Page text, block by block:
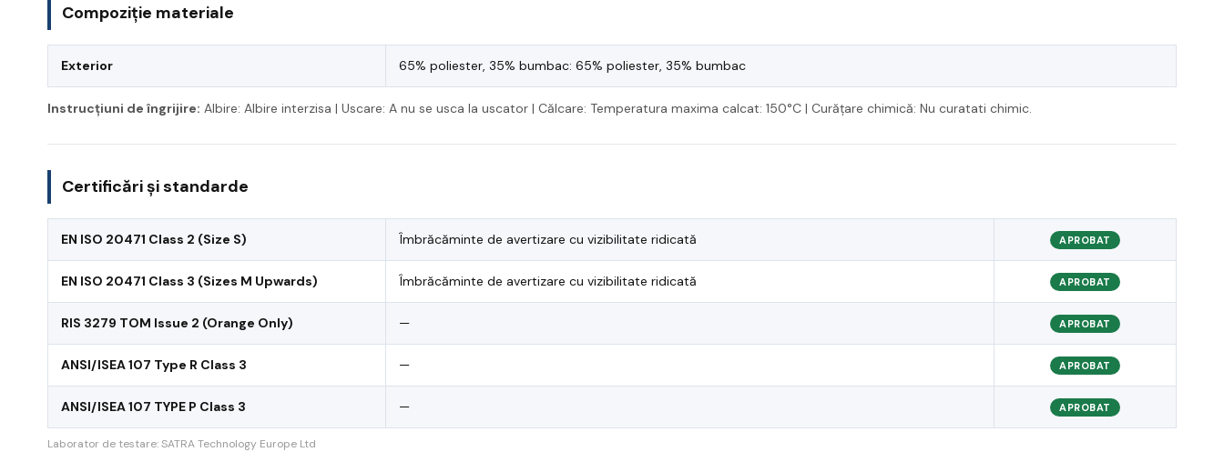
Compoziție materiale
Exterior 65% poliester, 35% bumbac: 65% poliester, 35% bumbac
Instrucțiuni de îngrijire: Albire: Albire interzisa | Uscare: A nu se usca la uscator | Călcare: Temperatura maxima calcat: 150°C | Curățare chimică: Nu curatati chimic.
Certificări și standarde
EN ISO 20471 Class 2 (Size S) Îmbrăcăminte de avertizare cu vizibilitate ridicată APROBAT
EN ISO 20471 Class 3 (Sizes M Upwards) Îmbrăcăminte de avertizare cu vizibilitate ridicată APROBAT
RIS 3279 TOM Issue 2 (Orange Only) — APROBAT
ANSI/ISEA 107 Type R Class 3 — APROBAT
ANSI/ISEA 107 TYPE P Class 3 — APROBAT
Laborator de testare: SATRA Technology Europe Ltd